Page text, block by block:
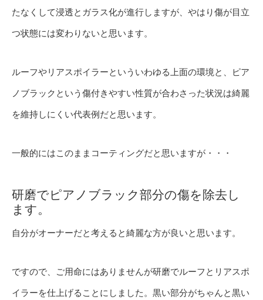
たなくして浸透とガラス化が進行しますが、やはり傷が目立
つ状態には変わりないと思います。
ルーフやリアスポイラーといういわゆる上面の環境と、ピア
ノブラックという傷付きやすい性質が合わさった状況は綺麗
を維持しにくい代表例だと思います。
一般的にはこのままコーティングだと思いますが・・・
研磨でピアノブラック部分の傷を除去し
ます。
自分がオーナーだと考えると綺麗な方が良いと思います。
ですので、ご用命にはありませんが研磨でルーフとリアスポ
イラーを仕上げることにしました。黒い部分がちゃんと黒い